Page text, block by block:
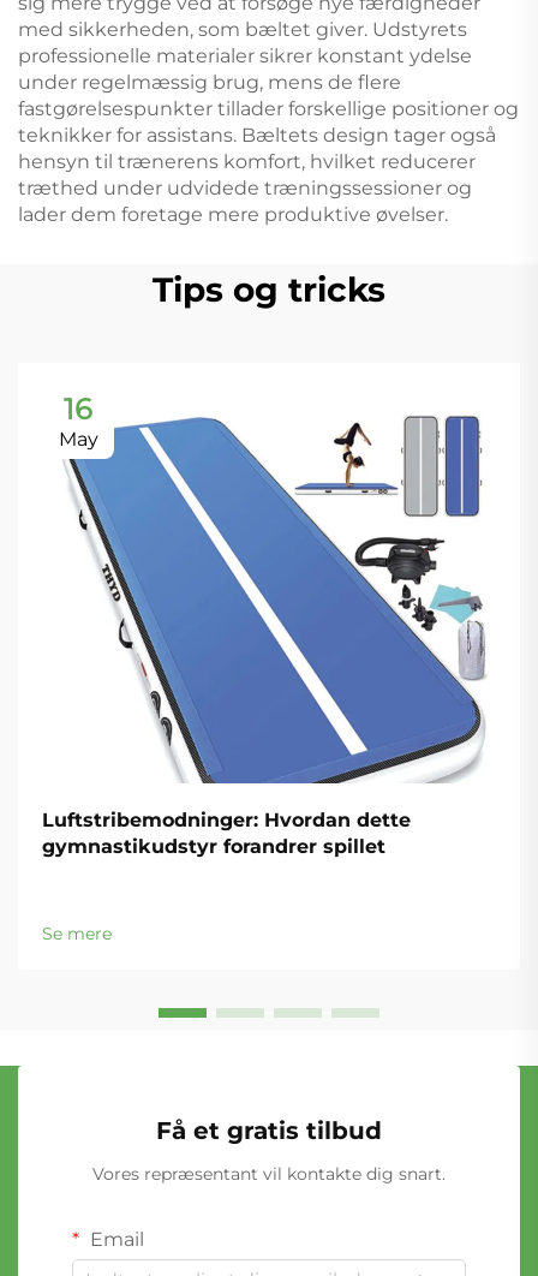
med sikkerheden, som bæltet giver. Udstyrets
professionelle materialer sikrer konstant ydelse
under regelmæssig brug, mens de flere
fastgørelsespunkter tillader forskellige positioner og
teknikker for assistans. Bæltets design tager også
hensyn til trænerens komfort, hvilket reducerer
træthed under udvidede træningssessioner og
lader dem foretage mere produktive øvelser.
Tips og tricks
16
May
Luftstribemodninger: Hvordan dette
gymnastikudstyr forandrer spillet
Se mere
Få et gratis tilbud
Vores repræsentant vil kontakte dig snart.
Email